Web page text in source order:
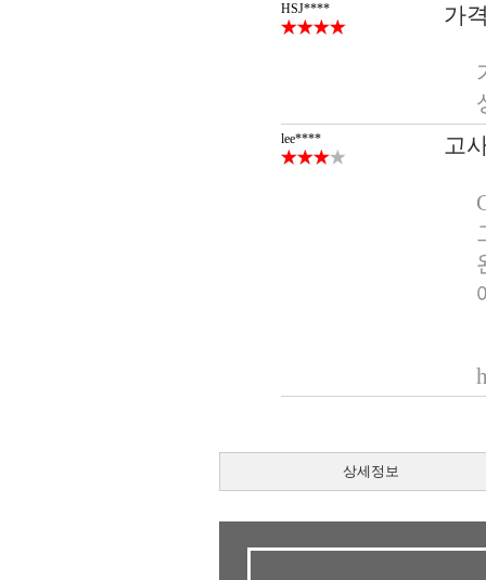
HSJ**** 가
lee**** 고
상세정보